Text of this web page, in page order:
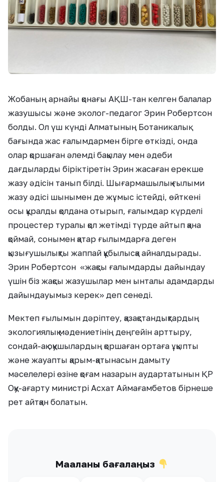
Жобаның арнайы қонағы АҚШ-тан келген балалар
жазушысы және эколог-педагог Эрин Робертсон
болды. Ол үш күнді Алматының Ботаникалық
бағында жас ғалымдармен бірге өткізді, онда
олар қоршаған әлемді бақылау мен әдеби
дағдыларды біріктіретін Эрин жасаған ерекше
жазу әдісін танып білді. Шығармашылық ғылыми
жазу әдісі шынымен де жұмыс істейді, өйткені
осы құралды қолдана отырып, ғалымдар күрделі
процестер туралы қол жетімді түрде айтып қана
қоймай, сонымен қатар ғылымдарға деген
қызығушылықты жаппай құбылысқа айналдырады.
Эрин Робертсон «жақсы ғалымдарды дайындау
үшін біз жақсы жазушылар мен ынталы адамдарды
дайындауымыз керек» деп сенеді.
Мектеп ғылымын дәріптеу, қазақстандықтардың
экологиялық мәдениетінің деңгейін арттыру,
сондай-ақ оқушылардың қоршаған ортаға ұқыпты
және жауапты қарым-қатынасын дамыту
мәселелері өзіне қоғам назарын аудартатынын ҚР
Оқу-ағарту министрі Асхат Аймағамбетов бірнеше
рет айтқан болатын.
Мақаланы бағалаңыз